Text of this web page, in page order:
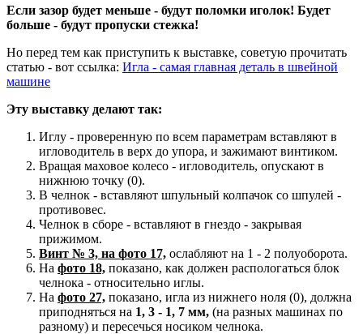
Если зазор будет меньше - будут поломки иголок! Будет
больше - будут пропуски стежка!
Но перед тем как приступить к выставке, советую прочитать
статью - вот ссылка: Игла - самая главная деталь в швейной
машине
Эту выставку делают так:
Иглу - проверенную по всем параметрам вставляют в
игловодитель в верх до упора, и зажимают винтиком.
Вращая маховое колесо - игловодитель, опускают в
нижнюю точку (0).
В челнок - вставляют шпульный колпачок со шпулей -
противовес.
Челнок в сборе - вставляют в гнездо - закрывая
прижимом.
Винт № 3, на фото 17, ослабляют на 1 - 2 полуоборота.
На фото 18, показано, как должен распологаться блок
челнока - относительно иглы.
На фото 27, показано, игла из нижнего ноля (0), должна
приподняться на 1, 3 - 1, 7 мм, (на разных машинах по
разному) и пересечься носиком челнока.